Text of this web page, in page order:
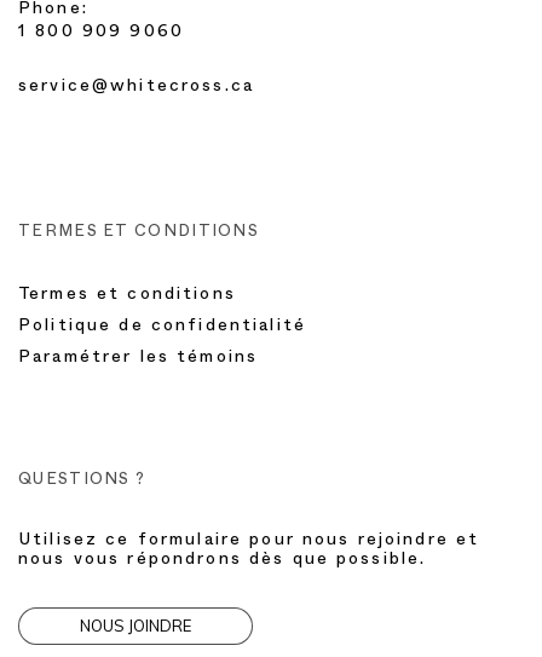
Phone:
1 800 909 9060
service@whitecross.ca
TERMES ET CONDITIONS
Termes et conditions
Politique de confidentialité
Paramétrer les témoins
QUESTIONS ?
Utilisez ce formulaire pour nous rejoindre et
nous vous répondrons dès que possible.
NOUS JOINDRE